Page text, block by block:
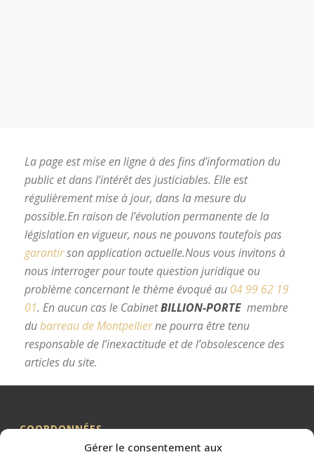
Gérer le consentement aux
La page est mise en ligne à des fins d’information du
public et dans l’intérêt des justiciables. Elle est
régulièrement mise à jour, dans la mesure du
possible.En raison de l’évolution permanente de la
législation en vigueur, nous ne pouvons toutefois pas
garantirson application actuelle.Nous vous invitons à
nous interroger pour toute question juridique ou
problème concernant le thème évoqué au 04 99 62 19
01. En aucun cas le CabinetBILLION-PORTE membre
dubarreau de Montpellierne pourra être tenu
responsable de l’inexactitude et de l’obsolescence des
articles du site.
COORDONNÉES
Me BILLION-PORTE